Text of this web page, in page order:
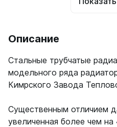
Описание
Стальные трубчатые
модельного ряда
Кимрского Завода
Существенным отличием
увеличенная более чем